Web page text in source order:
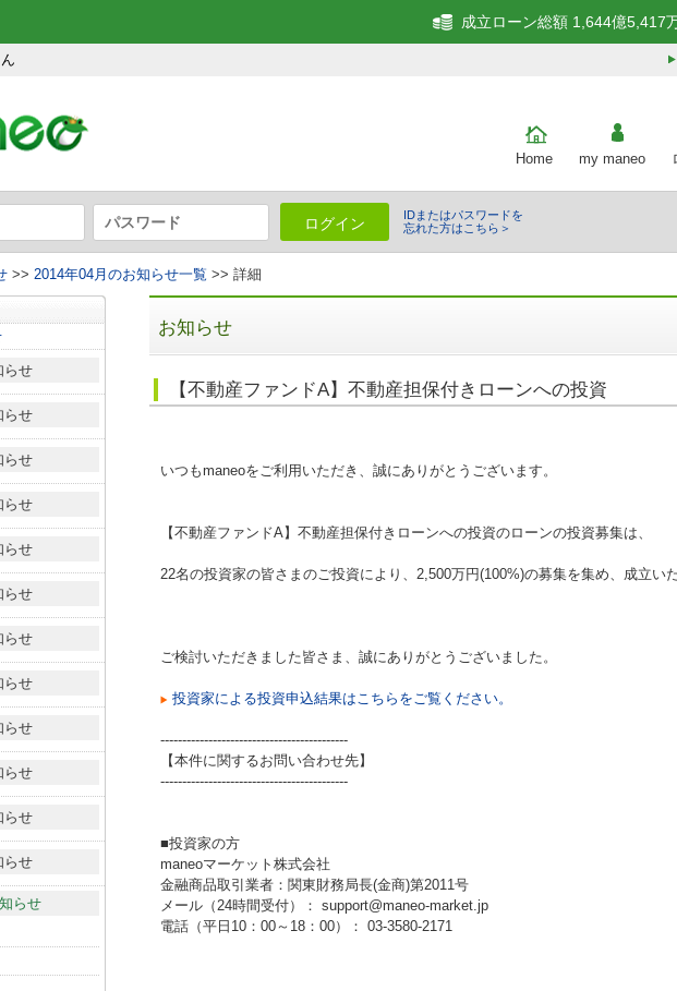
成立ローン総額 1,644億5,417
Home my maneo
ログイン
IDまたはパスワードを
忘れた方はこちら＞
>> 2014年04月のお知らせ一覧 >> 詳細
らせ
らせ
らせ
らせ
らせ
らせ
らせ
らせ
らせ
らせ
らせ
らせ
らせ
お知らせ
【不動産ファンドA】不動産担保付きローンへの投資
いつもmaneoをご利用いただき、誠にありがとうございます。
【不動産ファンドA】不動産担保付きローンへの投資のローンの投資募集は、
22名の投資家の皆さまのご投資により、2,500万円(100%)の募集を集め、成立い
ご検討いただきました皆さま、誠にありがとうございました。
投資家による投資申込結果はこちらをご覧ください。
-------------------------------------------
【本件に関するお問い合わせ先】
-------------------------------------------
■投資家の方
maneoマーケット株式会社
金融商品取引業者：関東財務局長(金商)第2011号
メール（24時間受付）： support@maneo-market.jp
電話（平日10：00～18：00）： 03-3580-2171